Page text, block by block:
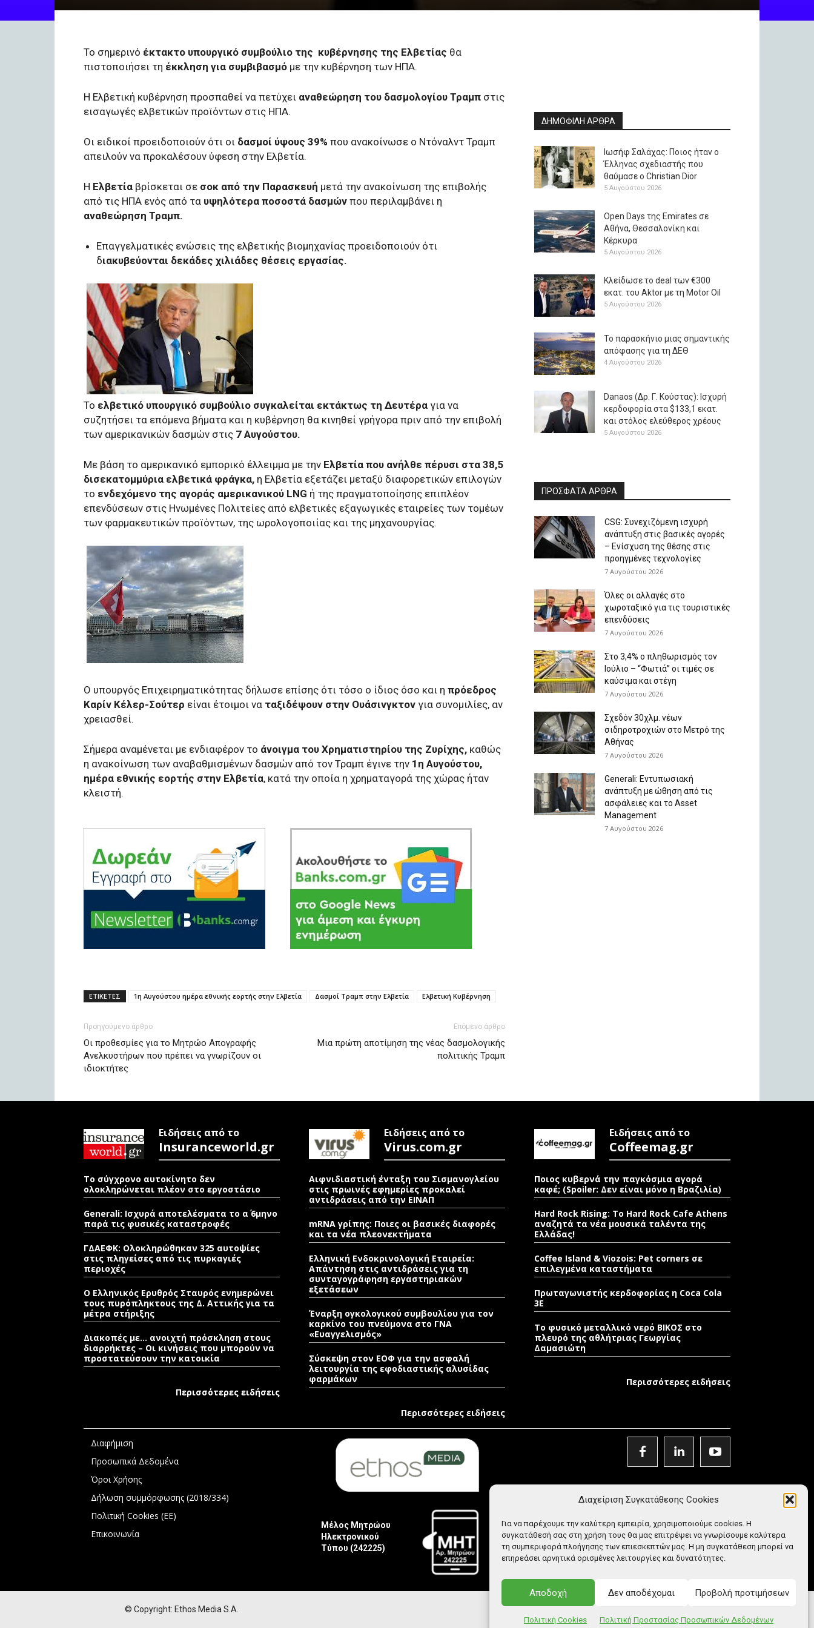
Διαχείριση Συγκατάθεσης Cookies
Για να παρέχουμε την καλύτερη εμπειρία, χρησιμοποιούμε cookies. Η
συγκατάθεσή σας στη χρήση τους θα μας επιτρέψει να γνωρίσουμε καλύτερα
τη συμπεριφορά πλοήγησης των επιεσκεπτών μας. Η μη συγκατάθεση μπορεί να
επηρεάσει αρνητικά ορισμένες λειτουργίες και δυνατότητες.
Αποδοχή Δεν αποδέχομαι Προβολή προτιμήσεων
Πολιτική Cookies Πολιτική Προστασίας Προσωπικών Δεδομένων
Το σημερινό έκτακτο υπουργικό συμβούλιο της κυβέρνησης της Ελβετίας θα
πιστοποιήσει τη έκκληση για συμβιβασμό με την κυβέρνηση των ΗΠΑ.
Η Ελβετική κυβέρνηση προσπαθεί να πετύχει αναθεώρηση του δασμολογίου Τραμπ στις
εισαγωγές ελβετικών προϊόντων στις ΗΠΑ.
Οι ειδικοί προειδοποιούν ότι οι δασμοί ύψους 39% που ανακοίνωσε ο Ντόναλντ Τραμπ
απειλούν να προκαλέσουν ύφεση στην Ελβετία.
Η Ελβετία βρίσκεται σε σοκ από την Παρασκευή μετά την ανακοίνωση της επιβολής
από τις ΗΠΑ ενός από τα υψηλότερα ποσοστά δασμών που περιλαμβάνει η
αναθεώρηση Τραμπ.
Επαγγελματικές ενώσεις της ελβετικής βιομηχανίας προειδοποιούν ότι
διακυβεύονται δεκάδες χιλιάδες θέσεις εργασίας.
Το ελβετικό υπουργικό συμβούλιο συγκαλείται εκτάκτως τη Δευτέρα για να
συζητήσει τα επόμενα βήματα και η κυβέρνηση θα κινηθεί γρήγορα πριν από την επιβολή
των αμερικανικών δασμών στις 7 Αυγούστου.
Με βάση το αμερικανικό εμπορικό έλλειμμα με την Ελβετία που ανήλθε πέρυσι στα 38,5
δισεκατομμύρια ελβετικά φράγκα, η Ελβετία εξετάζει μεταξύ διαφορετικών επιλογών
το ενδεχόμενο της αγοράς αμερικανικού LNG ή της πραγματοποίησης επιπλέον
επενδύσεων στις Ηνωμένες Πολιτείες από ελβετικές εξαγωγικές εταιρείες των τομέων
των φαρμακευτικών προϊόντων, της ωρολογοποιίας και της μηχανουργίας.
Ο υπουργός Επιχειρηματικότητας δήλωσε επίσης ότι τόσο ο ίδιος όσο και η πρόεδρος
Καρίν Κέλερ-Σούτερ είναι έτοιμοι να ταξιδέψουν στην Ουάσινγκτον για συνομιλίες, αν
χρειασθεί.
Σήμερα αναμένεται με ενδιαφέρον το άνοιγμα του Χρηματιστηρίου της Ζυρίχης, καθώς
η ανακοίνωση των αναβαθμισμένων δασμών από τον Τραμπ έγινε την 1η Αυγούστου,
ημέρα εθνικής εορτής στην Ελβετία, κατά την οποία η χρηματαγορά της χώρας ήταν
κλειστή.
ΕΤΙΚΕΤΕΣ 1η Αυγούστου ημέρα εθνικής εορτής στην Ελβετία Δασμοί Τραμπ στην Ελβετία Ελβετική Κυβέρνηση
Προηγούμενο άρθρο
Οι προθεσμίες για το Μητρώο Απογραφής
Ανελκυστήρων που πρέπει να γνωρίζουν οι
ιδιοκτήτες
Επόμενο άρθρο
Μια πρώτη αποτίμηση της νέας δασμολογικής
πολιτικής Τραμπ
ΔΗΜΟΦΙΛΗ ΑΡΘΡΑ
Ιωσήφ Σαλάχας: Ποιος ήταν ο
Έλληνας σχεδιαστής που
θαύμασε ο Christian Dior
5 Αυγούστου 2026
Open Days της Emirates σε
Αθήνα, Θεσσαλονίκη και
Κέρκυρα
5 Αυγούστου 2026
Κλείδωσε το deal των €300
εκατ. του Aktor με τη Μotor Oil
5 Αυγούστου 2026
Το παρασκήνιο μιας σημαντικής
απόφασης για τη ΔΕΘ
4 Αυγούστου 2026
Danaos (Δρ. Γ. Κούστας): Ισχυρή
κερδοφορία στα $133,1 εκατ.
και στόλος ελεύθερος χρέους
5 Αυγούστου 2026
ΠΡΟΣΦΑΤΑ ΑΡΘΡΑ
CSG: Συνεχιζόμενη ισχυρή
ανάπτυξη στις βασικές αγορές
– Ενίσχυση της θέσης στις
προηγμένες τεχνολογίες
7 Αυγούστου 2026
Όλες οι αλλαγές στο
χωροταξικό για τις τουριστικές
επενδύσεις
7 Αυγούστου 2026
Στο 3,4% ο πληθωρισμός τον
Ιούλιο – “Φωτιά” οι τιμές σε
καύσιμα και στέγη
7 Αυγούστου 2026
Σχεδόν 30χλμ. νέων
σιδηροτροχιών στο Μετρό της
Αθήνας
7 Αυγούστου 2026
Generali: Eντυπωσιακή
ανάπτυξη με ώθηση από τις
ασφάλειες και το Asset
Management
7 Αυγούστου 2026
Ειδήσεις από το
Insuranceworld.gr
Το σύγχρονο αυτοκίνητο δεν
ολοκληρώνεται πλέον στο εργοστάσιο
Generali: Ισχυρά αποτελέσματα το α΄ 6μηνο
παρά τις φυσικές καταστροφές
ΓΔΑΕΦΚ: Ολοκληρώθηκαν 325 αυτοψίες
στις πληγείσες από τις πυρκαγιές
περιοχές
Ο Ελληνικός Ερυθρός Σταυρός ενημερώνει
τους πυρόπληκτους της Δ. Αττικής για τα
μέτρα στήριξης
Διακοπές με… ανοιχτή πρόσκληση στους
διαρρήκτες – Οι κινήσεις που μπορούν να
προστατεύσουν την κατοικία
Περισσότερες ειδήσεις
Ειδήσεις από το
Virus.com.gr
Αιφνιδιαστική ένταξη του Σισμανογλείου
στις πρωινές εφημερίες προκαλεί
αντιδράσεις από την ΕΙΝΑΠ
mRNA γρίπης: Ποιες οι βασικές διαφορές
και τα νέα πλεονεκτήματα
Ελληνική Ενδοκρινολογική Εταιρεία:
Απάντηση στις αντιδράσεις για τη
συνταγογράφηση εργαστηριακών
εξετάσεων
Έναρξη ογκολογικού συμβουλίου για τον
καρκίνο του πνεύμονα στο ΓΝΑ
«Ευαγγελισμός»
Σύσκεψη στον ΕΟΦ για την ασφαλή
λειτουργία της εφοδιαστικής αλυσίδας
φαρμάκων
Περισσότερες ειδήσεις
Ειδήσεις από το
Coffeemag.gr
Ποιος κυβερνά την παγκόσμια αγορά
καφέ; (Spoiler: Δεν είναι μόνο η Βραζιλία)
Hard Rock Rising: Το Hard Rock Cafe Athens
αναζητά τα νέα μουσικά ταλέντα της
Ελλάδας!
Coffee Island & Viozois: Pet corners σε
επιλεγμένα καταστήματα
Πρωταγωνιστής κερδοφορίας η Coca Cola
3E
Το φυσικό μεταλλικό νερό ΒΙΚΟΣ στο
πλευρό της αθλήτριας Γεωργίας
Δαμασιώτη
Περισσότερες ειδήσεις
Διαφήμιση
Προσωπικά Δεδομένα
Όροι Χρήσης
Δήλωση συμμόρφωσης (2018/334)
Πολιτική Cookies (ΕΕ)
Επικοινωνία
Μέλος Μητρώου
Ηλεκτρονικού
Τύπου (242225)
© Copyright: Ethos Media S.A.